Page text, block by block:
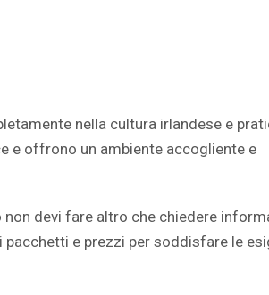
nella cultura irlandese e
e offrono un ambiente accogliente e
devi fare altro che chiedere
pacchetti e prezzi per soddisfare le